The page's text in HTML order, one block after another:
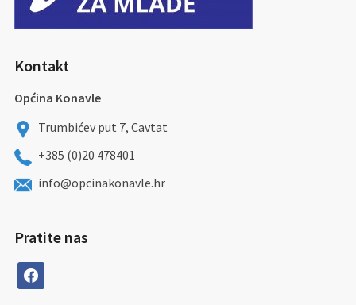
Kontakt
Općina Konavle
Trumbićev put 7, Cavtat
+385 (0)20 478401
info@opcinakonavle.hr
Pratite nas
facebook